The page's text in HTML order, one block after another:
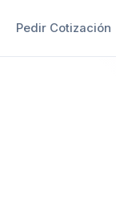
Pedir Cotización